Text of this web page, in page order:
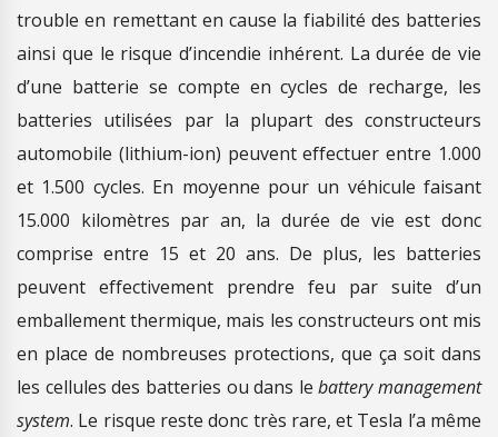
trouble en remettant en cause la fiabilité des batteries
ainsi que le risque d’incendie inhérent. La durée de vie
d’une batterie se compte en cycles de recharge, les
batteries utilisées par la plupart des constructeurs
automobile (lithium-ion) peuvent effectuer entre 1.000
et 1.500 cycles. En moyenne pour un véhicule faisant
15.000 kilomètres par an, la durée de vie est donc
comprise entre 15 et 20 ans. De plus, les batteries
peuvent effectivement prendre feu par suite d’un
emballement thermique, mais les constructeurs ont mis
en place de nombreuses protections, que ça soit dans
les cellules des batteries ou dans lebattery management
system. Le risque reste donc très rare, et Tesla l’a même